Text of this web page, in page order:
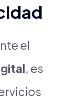
el
, es